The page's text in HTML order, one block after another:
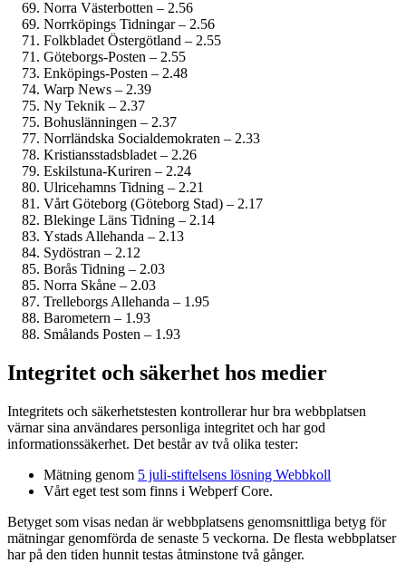
Norra Västerbotten – 2.56
Norrköpings Tidningar – 2.56
Folkbladet Östergötland – 2.55
Göteborgs-Posten – 2.55
Enköpings-Posten – 2.48
Warp News – 2.39
Ny Teknik – 2.37
Bohuslänningen – 2.37
Norrländska Social­demokraten – 2.33
Kristiansstadsbladet – 2.26
Eskilstuna-Kuriren – 2.24
Ulricehamns Tidning – 2.21
Vårt Göteborg (Göteborg Stad) – 2.17
Blekinge Läns Tidning – 2.14
Ystads Allehanda – 2.13
Sydöstran – 2.12
Borås Tidning – 2.03
Norra Skåne – 2.03
Trelleborgs Allehanda – 1.95
Barometern – 1.93
Smålands Posten – 1.93
Integritet och säkerhet hos medier
Integritets och säkerhetstesten kontrollerar hur bra webbplatsen
värnar sina användares personliga integritet och har god
informations­säkerhet. Det består av två olika tester:
Mätning genom 5 juli-stiftelsens lösning Webbkoll
Vårt eget test som finns i Webperf Core.
Betyget som visas nedan är webbplatsens genomsnittliga betyg för
mätningar genomförda de senaste 5 veckorna. De flesta webbplatser
har på den tiden hunnit testas åtminstone två gånger.